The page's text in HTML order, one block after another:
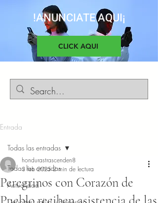
!ANUNCIATE AQUI¡
CLICK AQUI
Entrada
Todas las entradas
Actualidad
Todas las entradas
Peregrinos con Corazón de
hondurastrascenden8
3 feb 2025 2 min de lectura